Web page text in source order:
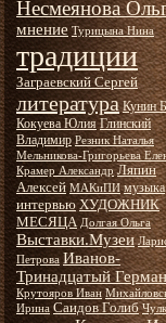
Несмеянова
мнение Турицына Нина
традиции
Заграевский Сергей
литература Кунин
Кокуева Юлия Глинский
Владимир Резник Наталья
Мельникова-Григорьева
Крамер Александр Ляпин
Алексей МАКиПИ музыка
интервью ХУДОЖНИК
МЕСЯЦА Долгая Ольга
Выставки.Музеи
Петрова Иванов-
Тринадцатый Герман
Крутояров Иван
Ирина Саидов Голиб